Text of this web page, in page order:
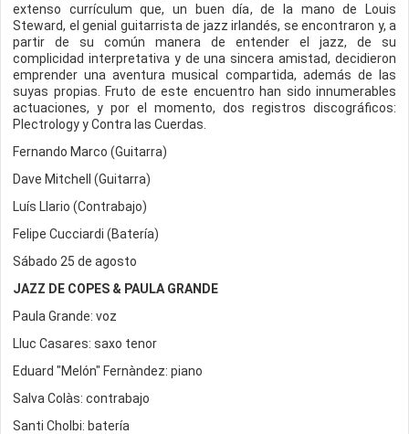
extenso currículum que, un buen día, de la mano de Louis
Steward, el genial guitarrista de jazz irlandés, se encontraron y, a
partir de su común manera de entender el jazz, de su
complicidad interpretativa y de una sincera amistad, decidieron
emprender una aventura musical compartida, además de las
suyas propias. Fruto de este encuentro han sido innumerables
actuaciones, y por el momento, dos registros discográficos:
Plectrology y Contra las Cuerdas.
Fernando Marco (Guitarra)
Dave Mitchell (Guitarra)
Luís Llario (Contrabajo)
Felipe Cucciardi (Batería)
Sábado 25 de agosto
JAZZ DE COPES & PAULA GRANDE
Paula Grande: voz
Lluc Casares: saxo tenor
Eduard "Melón" Fernàndez: piano
Salva Colàs: contrabajo
Santi Cholbi: batería